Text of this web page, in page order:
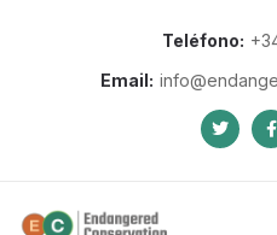
Teléfono:
Email: